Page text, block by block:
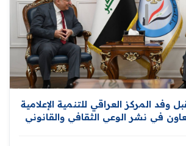
وفد المركز العراقي للتنمية الإعلامية
في نشر الوعي الثقافي والقانوني